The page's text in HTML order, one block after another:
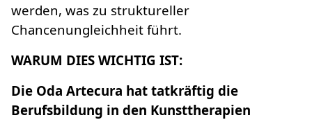
werden, was zu struktureller
Chancenungleichheit führt.
WARUM DIES WICHTIG IST:
Die Oda Artecura hat tatkräftig die
Berufsbildung in den Kunsttherapien